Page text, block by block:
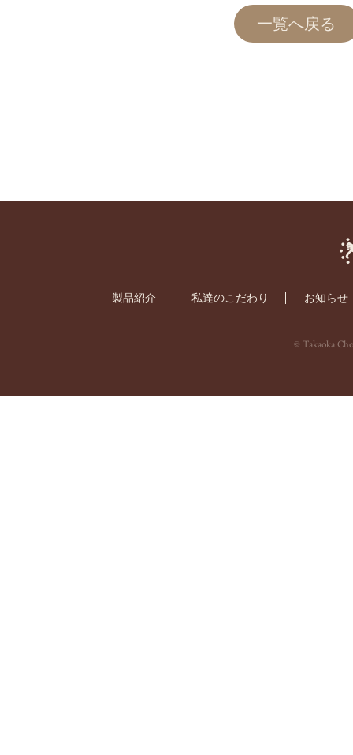
一覧へ戻る
製品紹介 私達のこだわり お知らせ
© Takaoka